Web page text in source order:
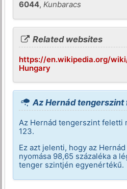
6044,Kunbaracs
Related websites
https://en.wikipedia.org/wiki/
Hungary
Az Hernád
Az Hernád tengerszint feletti
123.
Ez azt jelenti, hogy az
nyomása 98,65 százaléka a
tenger szintjén egyenértékű.